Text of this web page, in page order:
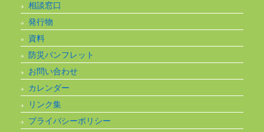
相談窓口
発行物
資料
防災パンフレット
お問い合わせ
カレンダー
リンク集
プライバシーポリシー